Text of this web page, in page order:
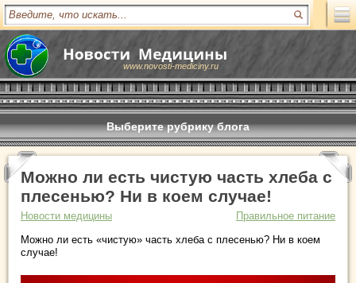
www.novosti-mediciny.ru
Выберите рубрику блога
Можно ли есть чистую часть хлеба с
плесенью? Ни в коем случае!
Новости медицины
Правильное питание
Можно ли есть «чистую» часть хлеба с плесенью? Ни в коем
случае!